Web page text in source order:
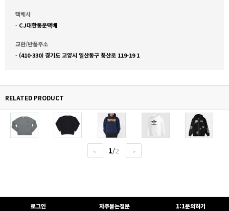
택배사
- CJ대한통운택배
교환/반품주소
- (410-330) 경기도 고양시 일산동구 풍산로 119-19 1
RELATED PRODUCT
< 1/2 >
로그인 자주묻는질문 1:1문의하기